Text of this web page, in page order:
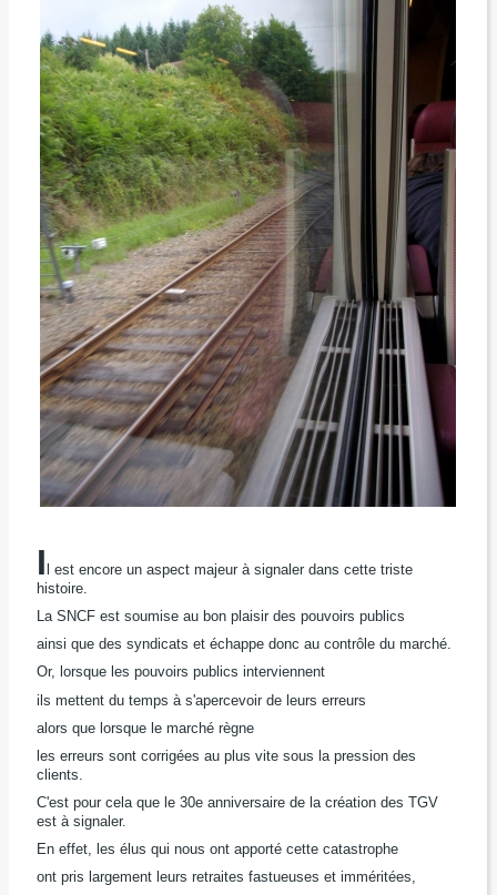
I l est encore un aspect majeur à signaler dans cette triste
histoire.
La SNCF est soumise au bon plaisir des pouvoirs publics
ainsi que des syndicats et échappe donc au contrôle du marché.
Or, lorsque les pouvoirs publics interviennent
ils mettent du temps à s'apercevoir de leurs erreurs
alors que lorsque le marché règne
les erreurs sont corrigées au plus vite sous la pression des
clients.
C'est pour cela que le 30e anniversaire de la création des TGV
est à signaler.
En effet, les élus qui nous ont apporté cette catastrophe
ont pris largement leurs retraites fastueuses et imméritées,